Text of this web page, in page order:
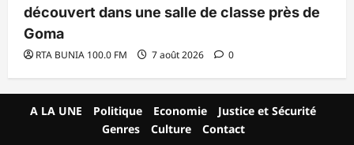
découvert dans une salle de classe près de
Goma
RTA BUNIA 100.0 FM 7 août 2026 0
A LA UNE Politique Economie
Justice et Sécurité
Genres
Culture Contact